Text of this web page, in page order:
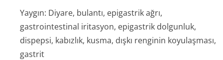
Yaygın: Diyare, bulantı, epigastrik ağrı,
gastrointestinal iritasyon, epigastrik dolgunluk,
dispepsi, kabızlık, kusma, dışkı renginin koyulaşması,
gastrit